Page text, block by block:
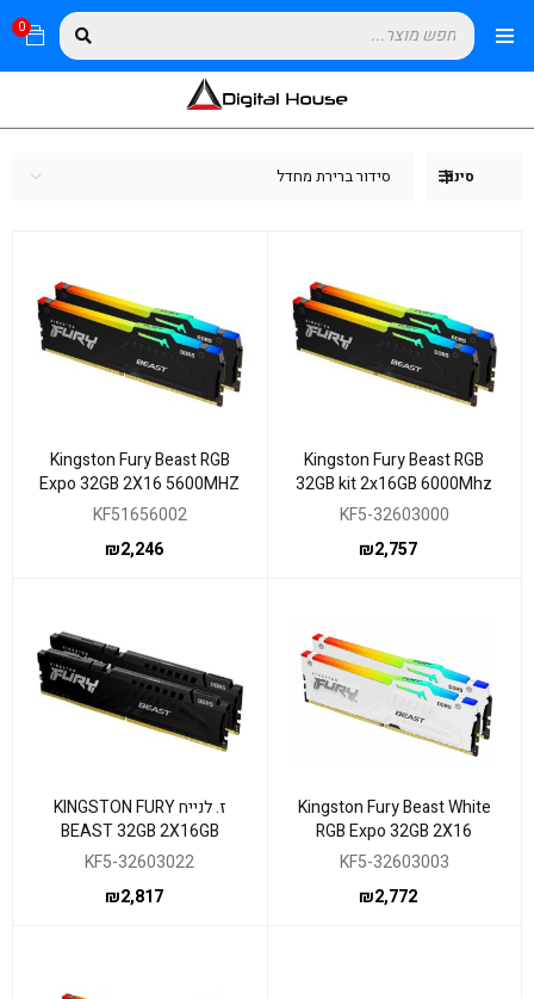
0
סינון סידור ברירת מחדל
Kingston Fury Beast RGB
32GB kit 2x16GB 6000Mhz
DDR5 C30 AMD Expo
KF5-32603000
₪2,757
Kingston Fury Beast RGB
Expo 32GB 2X16 5600MHZ
DDR5 CL36
KF51656002
₪2,246
Kingston Fury Beast White
RGB Expo 32GB 2X16
6000MHZ DDR5 CL30
KF5-32603003
₪2,772
ז. לנייח KINGSTON FURY
BEAST 32GB 2X16GB
6000MHZ CL30 EXPO/XMP
KF5-32603022
₪2,817